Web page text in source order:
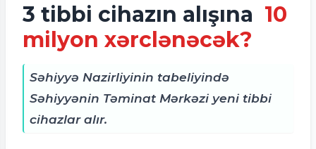
3 tibbi cihazın alışına 10
milyon xərclənəcək?
Səhiyyə Nazirliyinin tabeliyində
Səhiyyənin Təminat Mərkəzi yeni tibbi
cihazlar alır.